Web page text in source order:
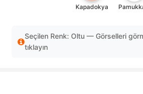
Kapadokya
Seçilen Renk: Oltu — Görselleri
tıklayın